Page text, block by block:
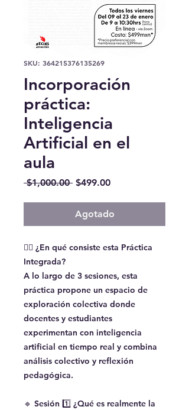
SKU: 364215376135269
Incorporación
práctica:
Inteligencia
Artificial en el
aula
$1,000.00 Precio
$499.00Precio
oferta
Agotado
👉🏽 ¿En qué consiste esta Práctica
Integrada?
A lo largo de 3 sesiones, esta
práctica propone un espacio de
exploración colectiva donde
docentes y estudiantes
experimentan con inteligencia
artificial en tiempo real y combina
análisis colectivo y reflexión
pedagógica.
🔹 Sesión 1️⃣ ¿Qué es realmente la